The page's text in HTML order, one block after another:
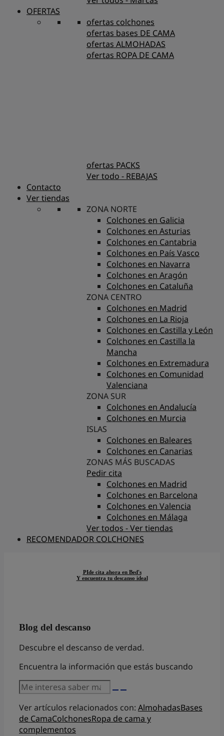
OFERTAS
ofertas colchones
ofertas bases DE CAMA
ofertas ALMOHADAS
ofertas ROPA DE CAMA
ofertas PACKS
Ver todo - REBAJAS
Contacto
Ver tiendas
ZONA NORTE
Colchones en Galicia
Colchones en Asturias
Colchones en Cantabria
Colchones en País Vasco
Colchones en Navarra
Colchones en Aragón
Colchones en Cataluña
ZONA CENTRO
Colchones en Madrid
Colchones en La Rioja
Colchones en Castilla y León
Colchones en Castilla la
Mancha
Colchones en Extremadura
Colchones en Comunidad
Valenciana
ZONA SUR
Colchones en Andalucía
Colchones en Murcia
ISLAS
Colchones en Baleares
Colchones en Canarias
ZONAS MÁS BUSCADAS
Pedir cita
Colchones en Madrid
Colchones en Barcelona
Colchones en Valencia
Colchones en Málaga
Ver todos - Ver tiendas
RECOMENDADOR COLCHONES
PIde cita ahora en Bed's
Y encuentra tu descanso ideal
Blog del descanso
Descubre el descanso de verdad.
Encuentra la información que estás buscando
Ver artículos relacionados con: AlmohadasBases
de CamaColchonesRopa de cama y
complementos